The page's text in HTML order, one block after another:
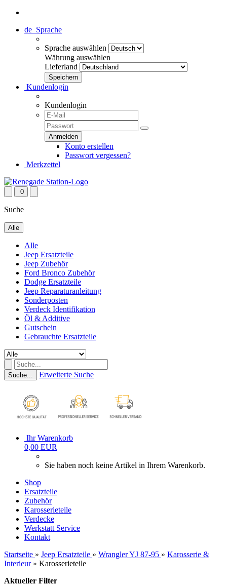
de Sprache
Sprache auswählen
Währung auswählen
Lieferland
Kundenlogin
Kundenlogin
Konto erstellen
Passwort vergessen?
Merkzettel
0
Suche
Alle
Alle
Jeep Ersatzteile
Jeep Zubehör
Ford Bronco Zubehör
Dodge Ersatzteile
Jeep Reparaturanleitung
Sonderposten
Verdeck Identifikation
Öl & Additive
Gutschein
Gebrauchte Ersatzteile
Suche... Erweiterte Suche
Ihr Warenkorb
0,00 EUR
Sie haben noch keine Artikel in Ihrem Warenkorb.
Shop
Ersatzteile
Zubehör
Karosserieteile
Verdecke
Werkstatt Service
Kontakt
Startseite » Jeep Ersatzteile » Wrangler YJ 87-95 » Karosserie &
Interieur » Karosserieteile
Aktueller Filter